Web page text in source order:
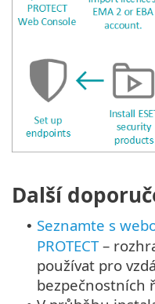
Další
• Seznamte s
PROTECT–
používat pro
bezpečnostních